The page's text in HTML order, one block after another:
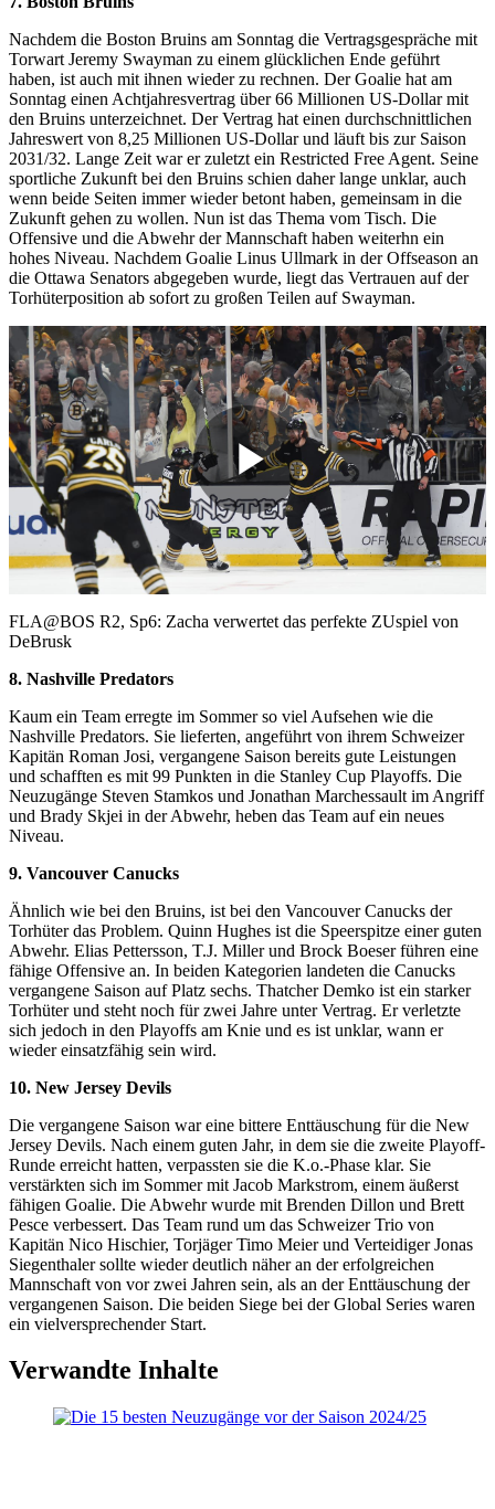
Nachdem die Boston Bruins am Sonntag die Vertragsgespräche mit
Torwart Jeremy Swayman zu einem glücklichen Ende geführt
haben, ist auch mit ihnen wieder zu rechnen. Der Goalie hat am
Sonntag einen Achtjahresvertrag über 66 Millionen US-Dollar mit
den Bruins unterzeichnet. Der Vertrag hat einen durchschnittlichen
Jahreswert von 8,25 Millionen US-Dollar und läuft bis zur Saison
2031/32. Lange Zeit war er zuletzt ein Restricted Free Agent. Seine
sportliche Zukunft bei den Bruins schien daher lange unklar, auch
wenn beide Seiten immer wieder betont haben, gemeinsam in die
Zukunft gehen zu wollen. Nun ist das Thema vom Tisch. Die
Offensive und die Abwehr der Mannschaft haben weiterhn ein
hohes Niveau. Nachdem Goalie Linus Ullmark in der Offseason an
die Ottawa Senators abgegeben wurde, liegt das Vertrauen auf der
Torhüterposition ab sofort zu großen Teilen auf Swayman.
Play
Video
FLA@BOS R2, Sp6: Zacha verwertet das perfekte ZUspiel von
DeBrusk
8. Nashville Predators
Kaum ein Team erregte im Sommer so viel Aufsehen wie die
Nashville Predators. Sie lieferten, angeführt von ihrem Schweizer
Kapitän Roman Josi, vergangene Saison bereits gute Leistungen
und schafften es mit 99 Punkten in die Stanley Cup Playoffs. Die
Neuzugänge Steven Stamkos und Jonathan Marchessault im Angriff
und Brady Skjei in der Abwehr, heben das Team auf ein neues
Niveau.
9. Vancouver Canucks
Ähnlich wie bei den Bruins, ist bei den Vancouver Canucks der
Torhüter das Problem. Quinn Hughes ist die Speerspitze einer guten
Abwehr. Elias Pettersson, T.J. Miller und Brock Boeser führen eine
fähige Offensive an. In beiden Kategorien landeten die Canucks
vergangene Saison auf Platz sechs. Thatcher Demko ist ein starker
Torhüter und steht noch für zwei Jahre unter Vertrag. Er verletzte
sich jedoch in den Playoffs am Knie und es ist unklar, wann er
wieder einsatzfähig sein wird.
10. New Jersey Devils
Die vergangene Saison war eine bittere Enttäuschung für die New
Jersey Devils. Nach einem guten Jahr, in dem sie die zweite Playoff-
Runde erreicht hatten, verpassten sie die K.o.-Phase klar. Sie
verstärkten sich im Sommer mit Jacob Markstrom, einem äußerst
fähigen Goalie. Die Abwehr wurde mit Brenden Dillon und Brett
Pesce verbessert. Das Team rund um das Schweizer Trio von
Kapitän Nico Hischier, Torjäger Timo Meier und Verteidiger Jonas
Siegenthaler sollte wieder deutlich näher an der erfolgreichen
Mannschaft von vor zwei Jahren sein, als an der Enttäuschung der
vergangenen Saison. Die beiden Siege bei der Global Series waren
ein vielversprechender Start.
Verwandte Inhalte